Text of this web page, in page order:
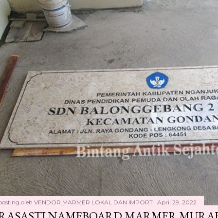
oleh VENDOR MARMER LOKAL DAN IMPORT April 29, 2022